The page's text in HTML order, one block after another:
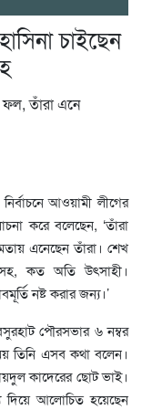
চাইছেন
আওয়ামী লীগের
করে বলেছেন, ‘তাঁরা
এনেছেন তাঁরা। শেখ
কত অতি উৎসাহী।
নষ্ট করার জন্য।’
পৌরসভার ৬ নম্বর
তিনি এসব কথা বলেন।
কাদেরের ছোট ভাই।
দিয়ে আলোচিত হয়েছেন